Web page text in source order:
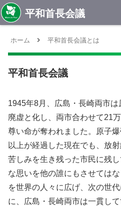
ホーム 平和首長会議とは
平和首長会議
1945年8月、広島・長崎両市
廃虚と化し、両市合わせて21
尊い命が奪われました。原子
以上が経過した現在でも、放
苦しみを生き残った市民に残
な思いを他の誰にもさせては
を世界の人々に広げ、次の世
に、広島・長崎両市は一貫し